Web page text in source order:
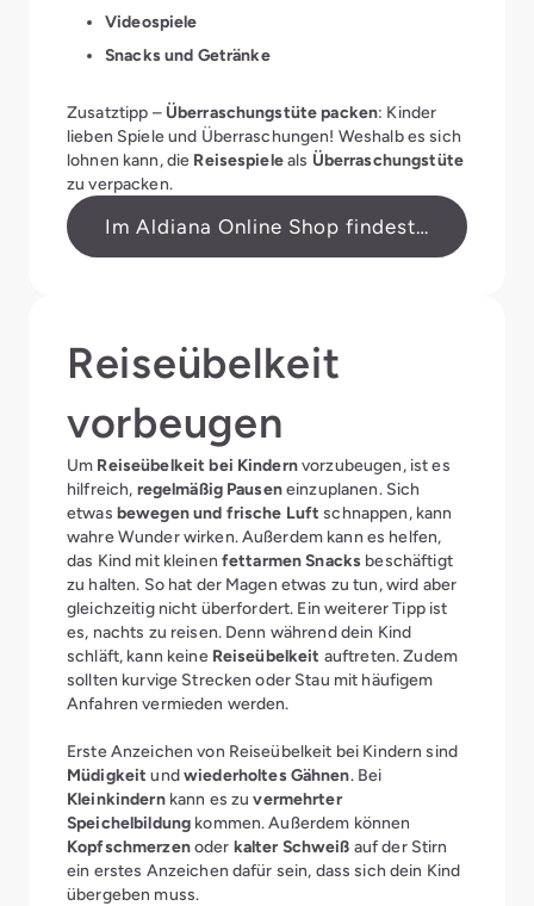
Videospiele
Snacks und Getränke
Zusatztipp – Überraschungstüte packen: Kinder
lieben Spiele und Überraschungen! Weshalb es sich
lohnen kann, die Reisespieleals Überraschungstüte
zu verpacken.
Im Aldiana Online Shop findest du tolle Artikel für Kinder
Reiseübelkeit
vorbeugen
Um Reiseübelkeit bei Kindernvorzubeugen, ist es
hilfreich, regelmäßig Pauseneinzuplanen. Sich
etwas bewegen und frische Luft schnappen, kann
wahre Wunder wirken. Außerdem kann es helfen,
das Kind mit kleinen fettarmen Snacks beschäftigt
zu halten. So hat der Magen etwas zu tun, wird aber
gleichzeitig nicht überfordert. Ein weiterer Tipp ist
es, nachts zu reisen. Denn während dein Kind
schläft, kann keine Reiseübelkeit auftreten. Zudem
sollten kurvige Strecken oder Stau mit häufigem
Anfahren vermieden werden.
Erste Anzeichen von Reiseübelkeit bei Kindern sind
Müdigkeit undwiederholtes Gähnen. Bei
Kleinkindernkann es zuvermehrter
Speichelbildung kommen. Außerdem können
Kopfschmerzenoder kalter Schweiß auf der Stirn
ein erstes Anzeichen dafür sein, dass sich dein Kind
übergeben muss.